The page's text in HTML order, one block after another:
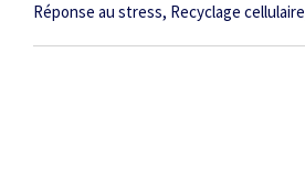
Réponse au stress Recyclage cellulaire